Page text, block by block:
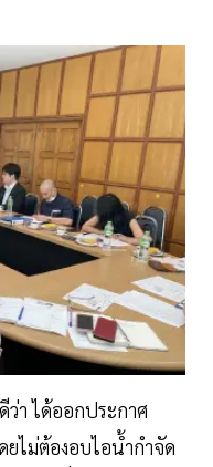
ว่า ได้ออกประกาศ
ไม่ต้องอบไอน้ำกำจัด